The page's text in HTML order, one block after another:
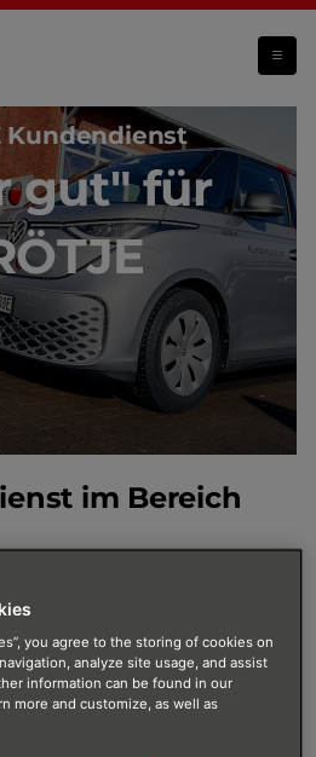
Kundendienst
gut" für
im Bereich
Kundendienst gerne für dich
Heizungsanlage betreut – er
und kümmert sich um
kann er bereits feststellen,
you agree to the storing of cookies on
analyze site usage, and assist
information can be found in our
more and customize, as well as